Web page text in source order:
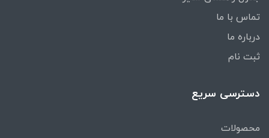
تماس با ما
درباره ما
ثبت نام
دسترسی سریع
محصولات